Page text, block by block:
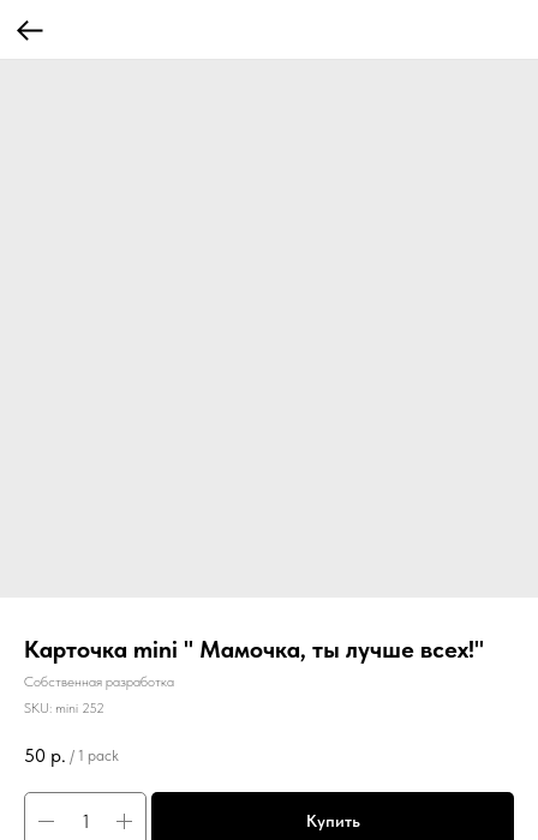
Карточка mini " Мамочка, ты лучше всех!"
Собственная разработка
SKU: mini 252
50 р. / 1 pack
Купить